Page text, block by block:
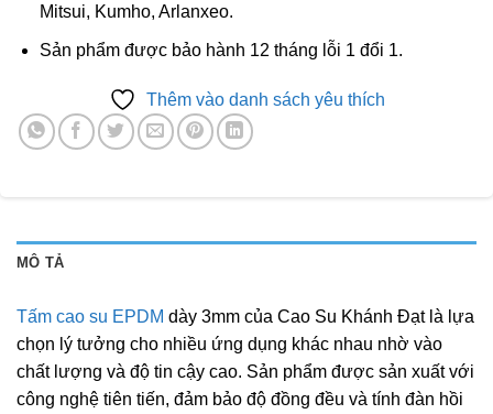
Mitsui, Kumho, Arlanxeo.
Sản phẩm được bảo hành 12 tháng lỗi 1 đổi 1.
Thêm vào danh sách yêu thích
MÔ TẢ
Tấm cao su EPDM dày 3mm của Cao Su Khánh Đạt là lựa
chọn lý tưởng cho nhiều ứng dụng khác nhau nhờ vào
chất lượng và độ tin cậy cao. Sản phẩm được sản xuất với
công nghệ tiên tiến, đảm bảo độ đồng đều và tính đàn hồi